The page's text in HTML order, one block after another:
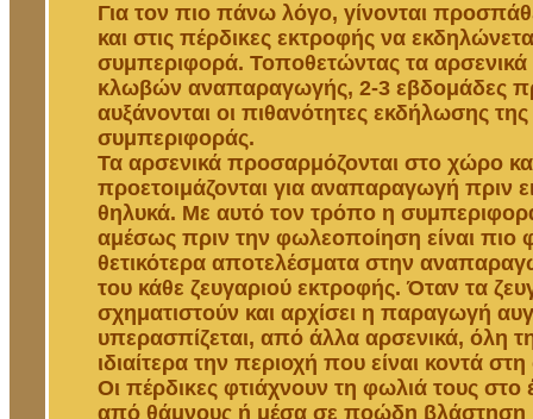
Για τον πιο πάνω λόγο, γίνονται
και στις πέρδικες εκτροφής να
συμπεριφορά. Τοποθετώντας τα αρσενικά
κλωβών αναπαραγωγής, 2-3 εβδομάδες
αυξάνονται οι πιθανότητες εκδήλωσης
συμπεριφοράς.
Τα αρσενικά προσαρμόζονται στο χώρο
προετοιμάζονται για αναπαραγωγή πριν
θηλυκά. Με αυτό τον τρόπο η
αμέσως πριν την φωλεοποίηση είναι πιο
θετικότερα αποτελέσματα στην
του κάθε ζευγαριού εκτροφής. Όταν τα
σχηματιστούν και αρχίσει η παραγωγή
υπερασπίζεται, από άλλα αρσενικά, όλη
ιδιαίτερα την περιοχή που είναι κοντά
Οι πέρδικες φτιάχνουν τη φωλιά τους
από θάμνους ή μέσα σε ποώδη βλάστηση